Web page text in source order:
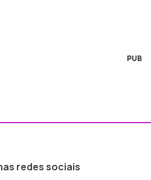
PUB
redes sociais